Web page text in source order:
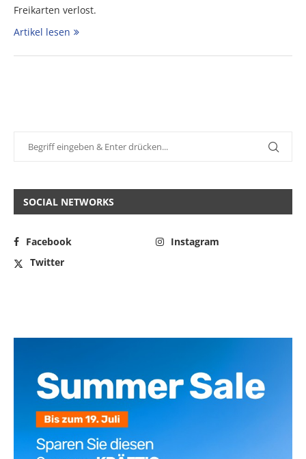
Freikarten verlost.
Artikel lesen
SOCIAL NETWORKS
Facebook
Instagram
Twitter